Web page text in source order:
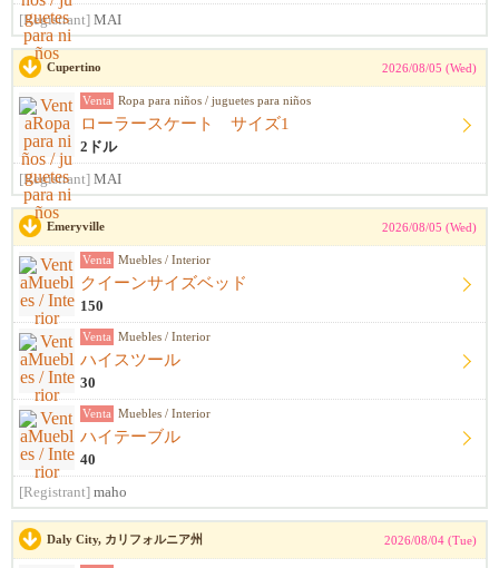
[Registrant] MAI
Cupertino 2026/08/05 (Wed)
Venta Ropa para niños / juguetes para niños
ローラースケート サイズ1
2ドル
[Registrant] MAI
Emeryville 2026/08/05 (Wed)
Venta Muebles / Interior
クイーンサイズベッド
150
Venta Muebles / Interior
ハイスツール
30
Venta Muebles / Interior
ハイテーブル
40
[Registrant] maho
Daly City, カリフォルニア州 2026/08/04 (Tue)